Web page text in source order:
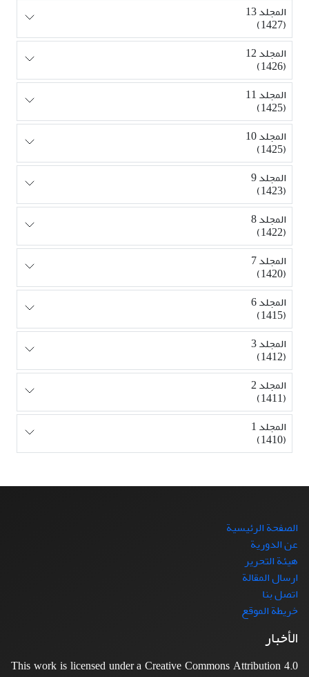
المجلد 13
(1427)
المجلد 12
(1426)
المجلد 11
(1425)
المجلد 10
(1425)
المجلد 9
(1423)
المجلد 8
(1422)
المجلد 7
(1420)
المجلد 6
(1415)
المجلد 3
(1412)
المجلد 2
(1411)
المجلد 1
(1410)
الصفحة الرئيسية
عن الدورية
هيئة التحرير
ارسال المقالة
اتصل بنا
خريطة الموقع
الأخبار
This work is licensed under a Creative Commons Attribution 4.0